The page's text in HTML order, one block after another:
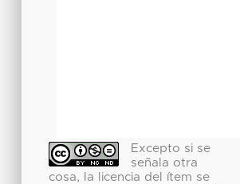
Excepto si se
señala otra
cosa, la licencia del ítem se